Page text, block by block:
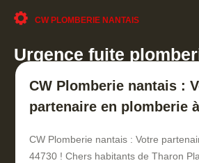
CW PLOMBERIE NANTAIS
Urgence fuite
CW Plomberie nantais :
partenaire en plomberie
CW Plomberie nantais : Votre
44730 ! Chers habitants de Tharon